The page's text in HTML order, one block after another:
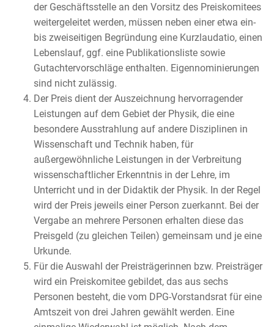
der Geschäftsstelle an den Vorsitz des Preiskomitees
weitergeleitet werden, müssen neben einer etwa ein-
bis zweiseitigen Begründung eine Kurzlaudatio, einen
Lebenslauf, ggf. eine Publikationsliste sowie
Gutachtervorschläge enthalten. Eigennominierungen
sind nicht zulässig.
Der Preis dient der Auszeichnung hervorragender
Leistungen auf dem Gebiet der Physik, die eine
besondere Ausstrahlung auf andere Disziplinen in
Wissenschaft und Technik haben, für
außergewöhnliche Leistungen in der Verbreitung
wissenschaftlicher Erkenntnis in der Lehre, im
Unterricht und in der Didaktik der Physik. In der Regel
wird der Preis jeweils einer Person zuerkannt. Bei der
Vergabe an mehrere Personen erhalten diese das
Preisgeld (zu gleichen Teilen) gemeinsam und je eine
Urkunde.
Für die Auswahl der Preisträgerinnen bzw. Preisträger
wird ein Preiskomitee gebildet, das aus sechs
Personen besteht, die vom DPG-Vorstandsrat für eine
Amtszeit von drei Jahren gewählt werden. Eine